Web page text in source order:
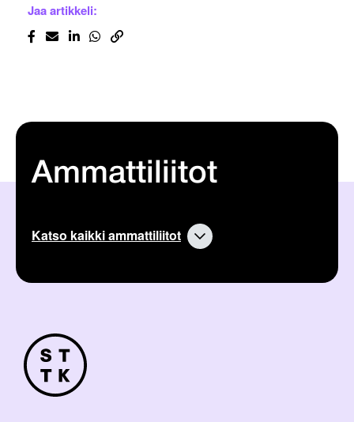
Jaa artikkeli:
Ammattiliitot
Katso kaikki ammattiliitot